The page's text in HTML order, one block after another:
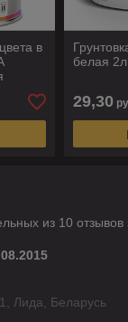
в
белая 2л
29,30
из 10 отзывов
Лида, Беларусь